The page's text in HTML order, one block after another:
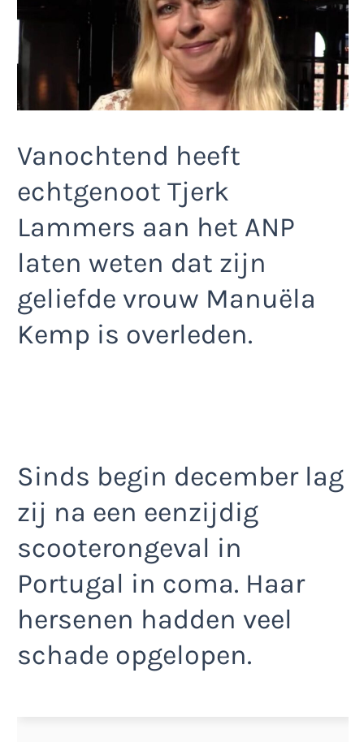
Vanochtend heeft
echtgenoot Tjerk
Lammers aan het ANP
laten weten dat zijn
geliefde vrouw Manuëla
Kemp is overleden.
Sinds begin december lag
zij na een eenzijdig
scooterongeval in
Portugal in coma. Haar
hersenen hadden veel
schade opgelopen.